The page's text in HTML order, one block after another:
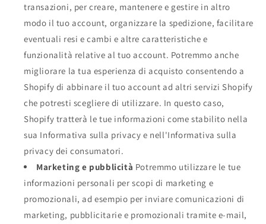
transazioni, per creare, mantenere e gestire in altro
modo il tuo account, organizzare la spedizione, facilitare
eventuali resi e cambi e altre caratteristiche e
funzionalità relative al tuo account. Potremmo anche
migliorare la tua esperienza di acquisto consentendo a
Shopify di abbinare il tuo account ad altri servizi Shopify
che potresti scegliere di utilizzare. In questo caso,
Shopify tratterà le tue informazioni come stabilito nella
sua Informativa sulla privacy e nell'Informativa sulla
privacy dei consumatori.
Marketing e pubblicità Potremmo utilizzare le tue
informazioni personali per scopi di marketing e
promozionali, ad esempio per inviare comunicazioni di
marketing, pubblicitarie e promozionali tramite e-mail,